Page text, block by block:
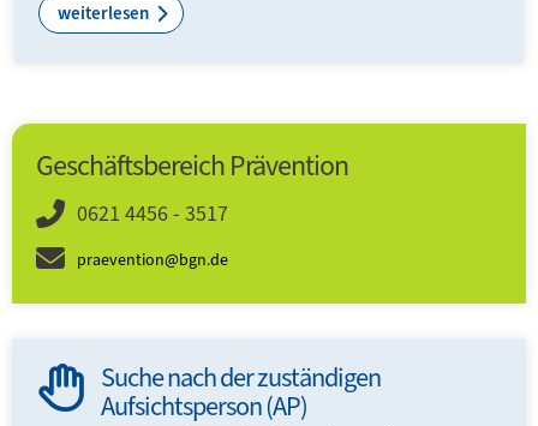
weiterlesen
Geschäftsbereich Prävention
0621 4456 - 3517
praevention@bgn.de
Suche nach der zuständigen
Aufsichtsperson (AP)